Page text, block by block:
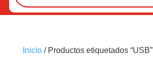
Inicio/ Productos etiquetados “USB”